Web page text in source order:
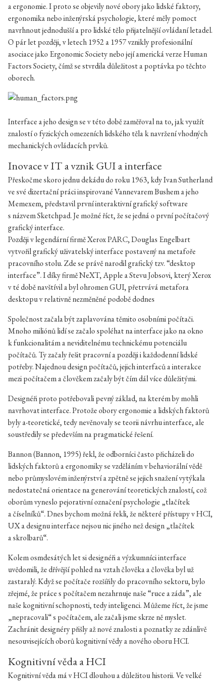
a ergonomie. I proto se objevily nové obory jako lidské faktory,
ergonomika nebo inženýrská psychologie, které měly pomoct
navrhnout jednodušší a pro lidské tělo přijatelnější ovládaní letadel.
O pár let později, v letech 1952 a 1957 vznikly profesionální
asociace jako Ergonomic Society nebo její americká verze Human
Factors Society, čímž se stvrdila důležitost a poptávka po těchto
oborech.
Interface a jeho design se v této době zaměřoval na to, jak využít
znalostí o fyzických omezeních lidského těla k navržení vhodných
mechanických ovládacích prvků.
Inovace v IT a vznik GUI a interface
Přeskočme skoro jednu dekádu do roku 1963, kdy Ivan Sutherland
ve své dizertační práci inspirované Vannevarem Bushem a jeho
Memexem, představil první interaktivní grafický software
s názvem Sketchpad. Je možné říct, že se jedná o první počítačový
grafický interface.
Později v legendární firmě Xerox PARC, Douglas Engelbart
vytvořil grafický uživatelský interface postavený na metafoře
pracovního stolu. Zde se právě narodil grafický tzv. “desktop
interface”. I díky firmě NeXT, Apple a Stevu Jobsovi, který Xerox
v té době navštívil a byl ohromen GUI, přetrvává metafora
desktopu v relativně nezměněné podobě dodnes
Společnost začala být zaplavována těmito osobními počítači.
Mnoho miliónů lidí se začalo spoléhat na interface jako na okno
k funkcionalitám a neviditelnému technickému potenciálu
počítačů. Ty začaly řešit pracovní a později i každodenní lidské
potřeby. Najednou design počítačů, jejich interfaců a interakce
mezi počítačem a člověkem začaly být čím dál více důležitými.
Designéři proto potřebovali pevný základ, na kterém by mohli
navrhovat interface. Protože obory ergonomie a lidských faktorů
byly a-teoretické, tedy nevěnovaly se teorii návrhu interface, ale
soustředily se především na pragmatické řešení.
Bannon (Bannon, 1995) řekl, že odborníci často přicházeli do
lidských faktorů a ergonomiky se vzděláním v behaviorální vědě
nebo průmyslovém inženýrství a zpětně se jejich snažení vytýkala
nedostatečná orientace na generování teoretických znalostí, což
oborům vyneslo pejorativní označení psychologie „tlačítek
a číselníků“. Dnes bychom možná řekli, že některé přístupy v HCI,
UX a designu interface nejsou nic jiného než design „tlačítek
a skrolbarů“.
Kolem osmdesátých let si designéři a výzkumníci interface
uvědomili, že dřívější pohled na vztah člověka a člověka byl už
zastaralý. Když se počítače rozšířily do pracovního sektoru, bylo
zřejmé, že práce s počítačem nezahrnuje naše “ruce a záda”, ale
naše kognitivní schopnosti, tedy inteligenci. Můžeme říct, že jsme
„nepracovali“ s počítačem, ale začali jsme skrze ně myslet.
Zachránit designéry přišly až nové znalosti a poznatky ze zdánlivě
nesouvisejících oborů kognitivní vědy a nového oboru HCI.
Kognitivní věda a HCI
Kognitivní věda má v HCI dlouhou a důležitou historii. Ve velké